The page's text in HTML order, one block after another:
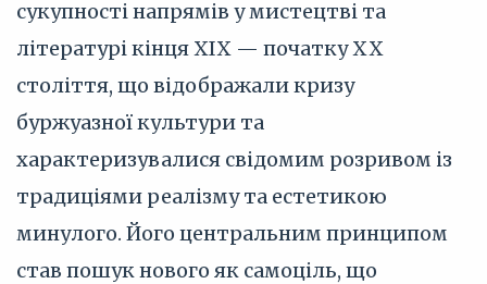
сукупності напрямів у мистецтві та
літературі кінця XIX — початку XX
століття, що відображали кризу
буржуазної культури та
характеризувалися свідомим розривом із
традиціями реалізму та естетикою
минулого. Його центральним принципом
став пошук нового як самоціль, що